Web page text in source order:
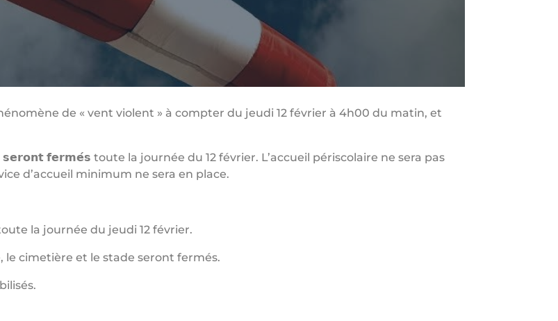
de « vent violent » à compter du jeudi 12 février à 4h00 du matin, et
𝗳𝗲𝗿𝗺𝗲́𝘀 toute la journée du 12 février. L’accueil périscolaire ne sera pas
d’accueil minimum ne sera en place.
la journée du jeudi 12 février.
le cimetière et le stade seront fermés.